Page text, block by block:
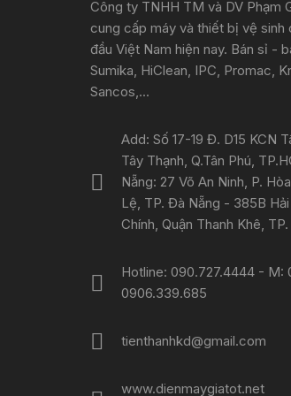
Công ty TNHH TM và DV Phạm
cung cấp máy và thiết bị vệ sinh
đầu Việt Nam hiện nay. Bán sỉ -
Sumika, HiClean, IPC, Promac,
Sancos,...
Add: Số 17-19 Đ. D15 KCN
Tây Thạnh, Q.Tân Phú,
Nẵng: 27 Võ An Ninh, P.
Lệ, TP. Đà Nẵng - 385B Hải
Chính, Quận Thanh Khê,
Hotline: 090.727.4444 - M:
0906.339.685
tienthanhkd@gmail.com
www.dienmaygiatot.net